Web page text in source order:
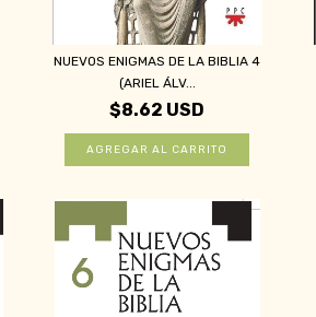
NUEVOS ENIGMAS DE LA BIBLIA 4
(ARIEL ÁLV...
$8.62 USD